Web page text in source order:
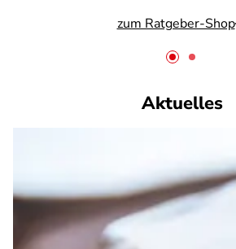
zum Ratgeber-Shop
Aktuelles